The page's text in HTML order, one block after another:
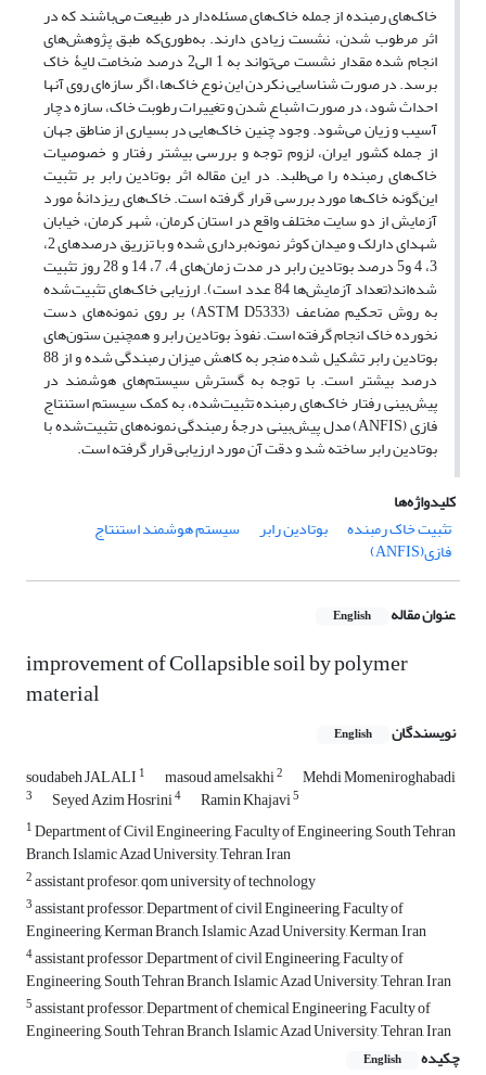
خاک‌های رمبنده از جمله خاک‌های مسئله‌دار در طبیعت می‌باشند که در
اثر مرطوب شدن، نشست زیادی دارند. به‌طوری‌که طبق پژوهش‌های
انجام شده مقدار نشست می‌تواند به 1 الی2 درصد ضخامت لایۀ خاک
برسد. در صورت شناسایی نکردن این نوع خاک‌ها، اگر سازه‌ای روی آنها
احداث شود، در صورت اشباع شدن و تغییرات رطوبت خاک، سازه دچار
آسیب و زیان می‌شود. وجود چنین خاک‌هایی در بسیاری از مناطق جهان
از جمله کشور ایران، لزوم توجه و بررسی بیشتر رفتار و خصوصیات
خاک‌های رمبنده را می‌طلبد. در این مقاله اثر بوتادین رابر بر تثبیت
این‌گونه خاک‌ها مورد بررسی قرار گرفته است. خاک‌های ریزدانۀ مورد
آزمایش از دو سایت مختلف واقع در استان کرمان، شهر کرمان، خیابان
شهدای دارلک و میدان کوثر نمونه‌برداری شده و با تزریق درصدهای 2،
3، 4 و5 درصد بوتادین رابر در مدت زمان‌های 4، 7، 14 و 28 روز تثبیت
شده‌اند(تعداد آزمایش‌ها 84 عدد است). ارزیابی خاک‌های تثبیت‌شده
به روش تحکیم مضاعف (ASTM D5333) بر روی نمونه‌های دست
نخورده خاک انجام گرفته است. نفوذ بوتادین رابر و همچنین ستون‌های
بوتادین رابر تشکیل شده منجر به کاهش میزان رمبندگی شده و از 88
درصد بیشتر است. با توجه‌ به گسترش سیستم‌های هوشمند در
پیش‌بینی رفتار خاک‌های‌ رمبنده تثبیت‌شده، به کمک سیستم استنتاج
فازی (ANFIS) مدل پیش‌بینی درجۀ رمبندگی نمونه‌های تثبیت‌شده با
بوتادین رابر ساخته شد و دقت آن مورد ارزیابی قرار گرفته است.
کلیدواژه‌ها
تثبیت خاک رمبنده
بوتادین رابر سیستم هوشمند استنتاج
فازی(ANFIS)
عنوان مقاله English
improvement of Collapsible soil by polymer
material
نویسندگان English
soudabeh JALALI 1 masoud amelsakhi2 Mehdi Momeniroghabadi
3 Seyed Azim Hosrini4 Ramin Khajavi5
1Department of Civil Engineering, Faculty of Engineering, South Tehran
Branch, Islamic Azad University, Tehran, Iran
2assistant profesor, qom university of technology
3assistant professor, Department of civil Engineering, Faculty of
Engineering, Kerman Branch, Islamic Azad University, Kerman, Iran
4assistant professor ,Department of civil Engineering, Faculty of
Engineering, South Tehran Branch, Islamic Azad University, Tehran, Iran
5assistant professor, Department of chemical Engineering, Faculty of
Engineering, South Tehran Branch, Islamic Azad University, Tehran, Iran
چکیده
English